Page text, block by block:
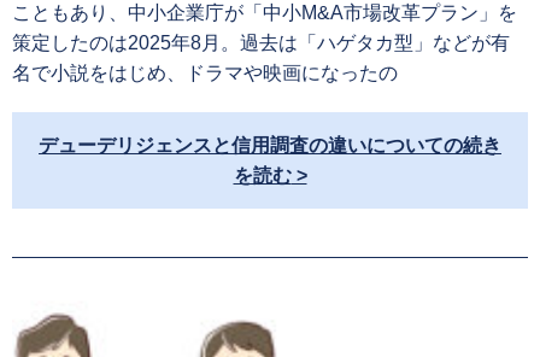
こともあり、中小企業庁が「中小M&A市場改革プラン」を
策定したのは2025年8月。過去は「ハゲタカ型」などが有
名で小説をはじめ、ドラマや映画になったの
デューデリジェンスと信用調査の違いについての続き
を読む